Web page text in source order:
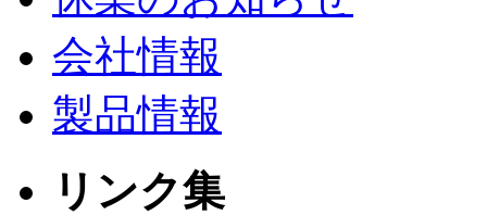
会社情報
製品情報
リンク集